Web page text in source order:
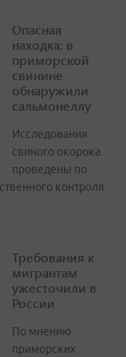
Опасная
находка: в
приморской
свинине
обнаружили
сальмонеллу
Исследования
свиного окорока
проведены по
контроля
Требования к
мигрантам
ужесточили в
России
По мнению
приморских